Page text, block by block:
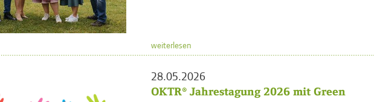
weiterlesen
28.05.2026
OKTR® Jahrestagung 2026 mit Green